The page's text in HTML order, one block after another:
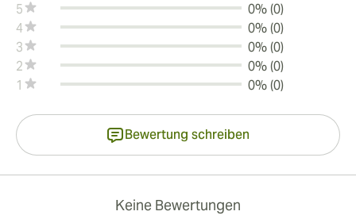
5
0% (0)
4
0% (0)
3
0% (0)
2
0% (0)
1
0% (0)
Bewertung schreiben
Keine Bewertungen